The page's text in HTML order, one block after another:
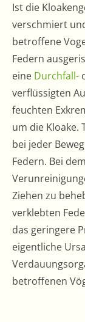
Ist die
verschmiert
betroffene
Federn
eine Durchfall-
verflüssigten
feuchten
um die Kloake.
bei jeder
Federn. Bei
Ziehen zu
verklebten
das geringere
eigentliche
betroffenen